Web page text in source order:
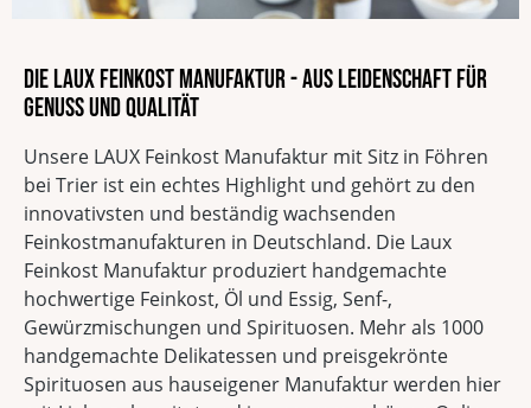
Die LAUX Feinkost Manufaktur - Aus Leidenschaft für
Genuss und Qualität
Unsere LAUX Feinkost Manufaktur mit Sitz in Föhren
bei Trier ist ein echtes Highlight und gehört zu den
innovativsten und beständig wachsenden
Feinkostmanufakturen in Deutschland. Die Laux
Feinkost Manufaktur produziert handgemachte
hochwertige Feinkost, Öl und Essig, Senf-,
Gewürzmischungen und Spirituosen. Mehr als 1000
handgemachte Delikatessen und preisgekrönte
Spirituosen aus hauseigener Manufaktur werden hier